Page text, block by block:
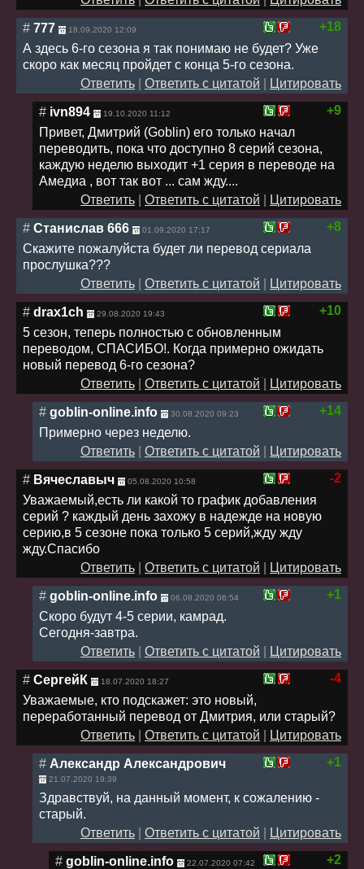
+18
# 777 18.09.2020 12:09
А здесь 6-го сезона я так понимаю не будет? Уже
скоро как месяц пройдет с конца 5-го сезона.
Ответить
Ответить с цитатой
Цитировать
+9
# ivn894 19.10.2020 11:12
Привет, Дмитрий (Goblin) его только начал
переводить, пока что доступно 8 серий сезона,
каждую неделю выходит +1 серия в переводе на
Амедиа , вот так вот ... сам жду....
Ответить
Ответить с цитатой
Цитировать
+8
# Станислав 666 01.09.2020 17:17
Скажите пожалуйста будет ли перевод сериала
прослушка???
Ответить
Ответить с цитатой
Цитировать
+10
# drax1ch 29.08.2020 19:43
5 сезон, теперь полностью с обновленным
переводом, СПАСИБО!. Когда примерно ожидать
новый перевод 6-го сезона?
Ответить
Ответить с цитатой
Цитировать
+14
# goblin-online.info 30.08.2020 09:23
Примерно через неделю.
Ответить
Ответить с цитатой
Цитировать
-2
# Вячеславыч 05.08.2020 10:58
Уважаемый,есть ли какой то график добавления
серий ? каждый день захожу в надежде на новую
серию,в 5 сезоне пока только 5 серий,жду жду
жду.Спасибо
Ответить
Ответить с цитатой
Цитировать
+1
# goblin-online.info 06.08.2020 06:54
Скоро будут 4-5 серии, камрад.
Сегодня-завтра.
Ответить
Ответить с цитатой
Цитировать
-4
# СергейК 18.07.2020 18:27
Уважаемые, кто подскажет: это новый,
переработанный перевод от Дмитрия, или старый?
Ответить
Ответить с цитатой
Цитировать
+1
# Александр Александрович
21.07.2020 19:39
Здравствуй, на данный момент, к сожалению -
старый.
Ответить
Ответить с цитатой
Цитировать
+2
# goblin-online.info 22.07.2020 07:42